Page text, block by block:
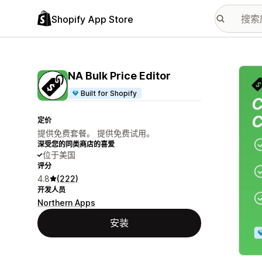
Shopify App Store
NA Bulk Price Editor
Built for Shopify
定价
提供免费套餐。 提供免费试用。
深受您的同类商店的喜爱
位于美国
评分
4.8 (222)
开发人员
Northern Apps
安装
配图